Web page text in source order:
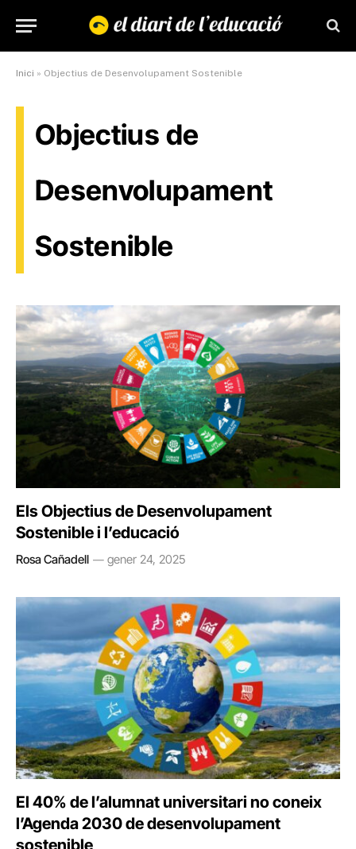
Inici » Objectius de Desenvolupament Sostenible
Objectius de
Desenvolupament
Sostenible
Els Objectius de Desenvolupament
Sostenible i l’educació
Rosa Cañadell gener 24, 2025
El 40% de l’alumnat universitari no coneix
l’Agenda 2030 de desenvolupament
sostenible